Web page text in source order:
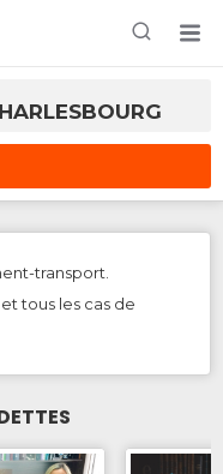
/ Rabais /
transport.
tous les cas de